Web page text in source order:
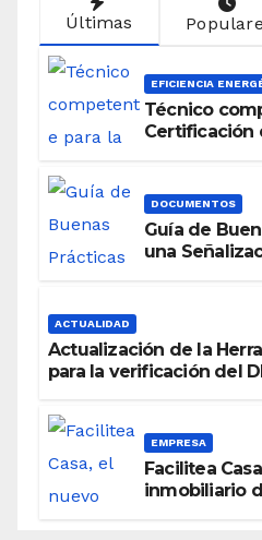
Últimas
EFICIENCIA
Técnico
Certificación
DOCUMENTOS
Guía de
una
ACTUALIDAD
Actualización de la
para la verificación del
EMPRESA
Facilitea
inmobiliario